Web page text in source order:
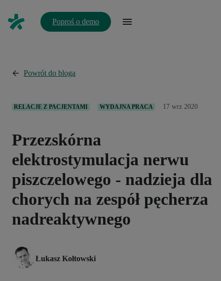
Poproś o demo
Powrót do bloga
RELACJE Z PACJENTAMI WYDAJNA PRACA 17 wrz 2020
Przezskórna
elektrostymulacja nerwu
piszczelowego - nadzieja dla
chorych na zespół pęcherza
nadreaktywnego
Łukasz Kołtowski